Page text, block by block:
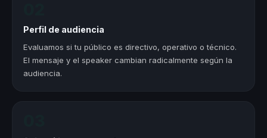
Perfil de audiencia
Evaluamos si tu público es directivo, operativo o técnico.
El mensaje y el speaker cambian radicalmente según la
audiencia.